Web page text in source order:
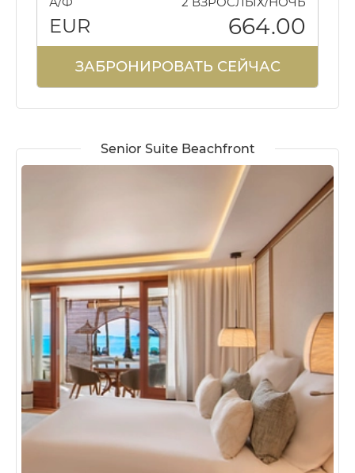
EUR 664.00
ЗАБРОНИРОВАТЬ СЕЙЧАС
Senior Suite Beachfront